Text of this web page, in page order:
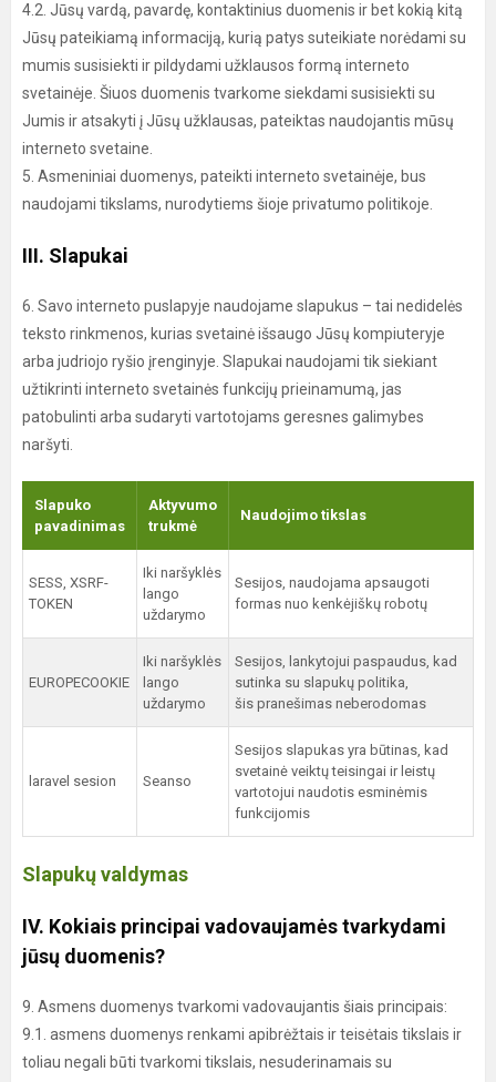
4.2. Jūsų vardą, pavardę, kontaktinius duomenis ir bet kokią kitą
Jūsų pateikiamą informaciją, kurią patys suteikiate norėdami su
mumis susisiekti ir pildydami užklausos formą interneto
svetainėje. Šiuos duomenis tvarkome siekdami susisiekti su
Jumis ir atsakyti į Jūsų užklausas, pateiktas naudojantis mūsų
interneto svetaine.
5. Asmeniniai duomenys, pateikti interneto svetainėje, bus
naudojami tikslams, nurodytiems šioje privatumo politikoje.
III. Slapukai
6. Savo interneto puslapyje naudojame slapukus – tai nedidelės
teksto rinkmenos, kurias svetainė išsaugo Jūsų kompiuteryje
arba judriojo ryšio įrenginyje. Slapukai naudojami tik siekiant
užtikrinti interneto svetainės funkcijų prieinamumą, jas
patobulinti arba sudaryti vartotojams geresnes galimybes
naršyti.
Slapuko
pavadinimas
Aktyvumo
trukmė
Naudojimo tikslas
SESS, XSRF-
TOKEN
Iki naršyklės
lango
uždarymo
Sesijos, naudojama apsaugoti
formas nuo kenkėjiškų robotų
EUROPECOOKIE
Iki naršyklės
lango
uždarymo
Sesijos, lankytojui paspaudus, kad
sutinka su slapukų politika,
šis pranešimas neberodomas
laravel sesion Seanso
Sesijos slapukas yra būtinas, kad
svetainė veiktų teisingai ir leistų
vartotojui naudotis esminėmis
funkcijomis
Slapukų valdymas
IV. Kokiais principai vadovaujamės tvarkydami
jūsų duomenis?
9. Asmens duomenys tvarkomi vadovaujantis šiais principais:
9.1. asmens duomenys renkami apibrėžtais ir teisėtais tikslais ir
toliau negali būti tvarkomi tikslais, nesuderinamais su